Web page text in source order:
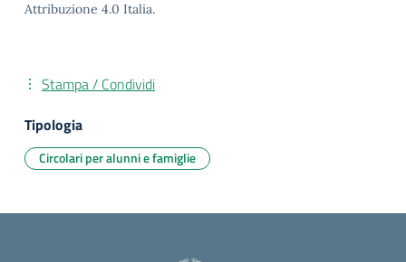
Attribuzione 4.0 Italia.
Stampa / Condividi
Tipologia
Circolari per alunni e famiglie